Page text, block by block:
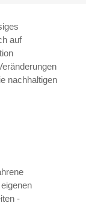
auf
nachhaltigen
-